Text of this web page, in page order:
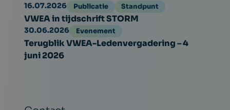
16.07.2026 Publicatie Standpunt
VWEA in tijdschrift STORM
30.06.2026 Evenement
Terugblik VWEA-Ledenvergadering – 4
juni 2026